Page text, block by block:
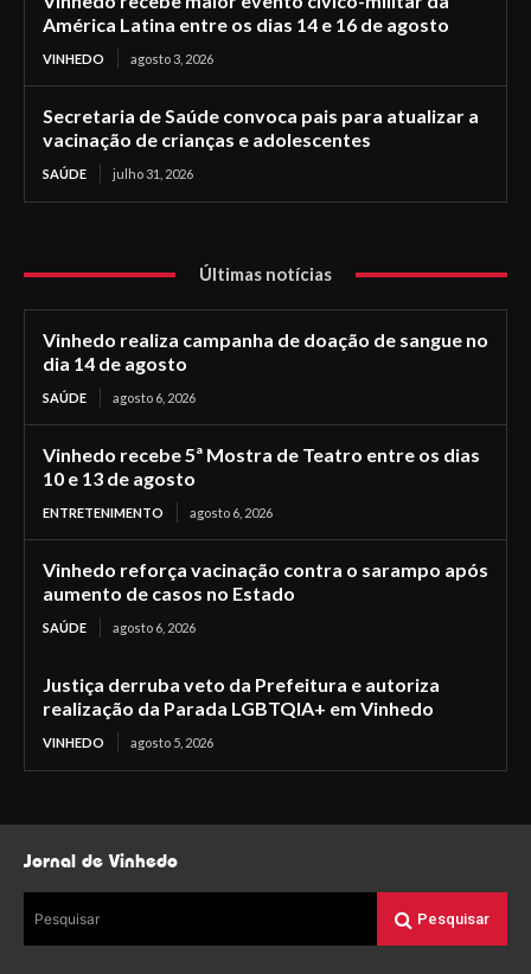
América Latina entre os dias 14 e 16 de agosto
VINHEDO agosto 3, 2026
Secretaria de Saúde convoca pais para atualizar a
vacinação de crianças e adolescentes
SAÚDE julho 31, 2026
Últimas notícias
Vinhedo realiza campanha de doação de sangue no
dia 14 de agosto
SAÚDE agosto 6, 2026
Vinhedo recebe 5ª Mostra de Teatro entre os dias
10 e 13 de agosto
ENTRETENIMENTO agosto 6, 2026
Vinhedo reforça vacinação contra o sarampo após
aumento de casos no Estado
SAÚDE agosto 6, 2026
Justiça derruba veto da Prefeitura e autoriza
realização da Parada LGBTQIA+ em Vinhedo
VINHEDO agosto 5, 2026
Jornal de Vinhedo
Pesquisar Pesquisar